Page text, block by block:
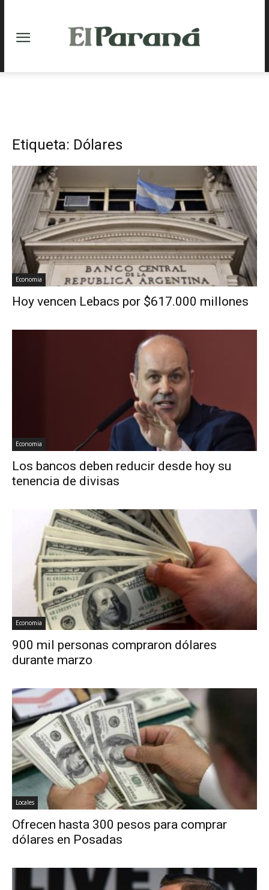
Etiqueta: Dólares
Economia
Hoy vencen Lebacs por $617.000 millones
Economia
Los bancos deben reducir desde hoy su
tenencia de divisas
Economia
900 mil personas compraron dólares
durante marzo
Locales
Ofrecen hasta 300 pesos para comprar
dólares en Posadas